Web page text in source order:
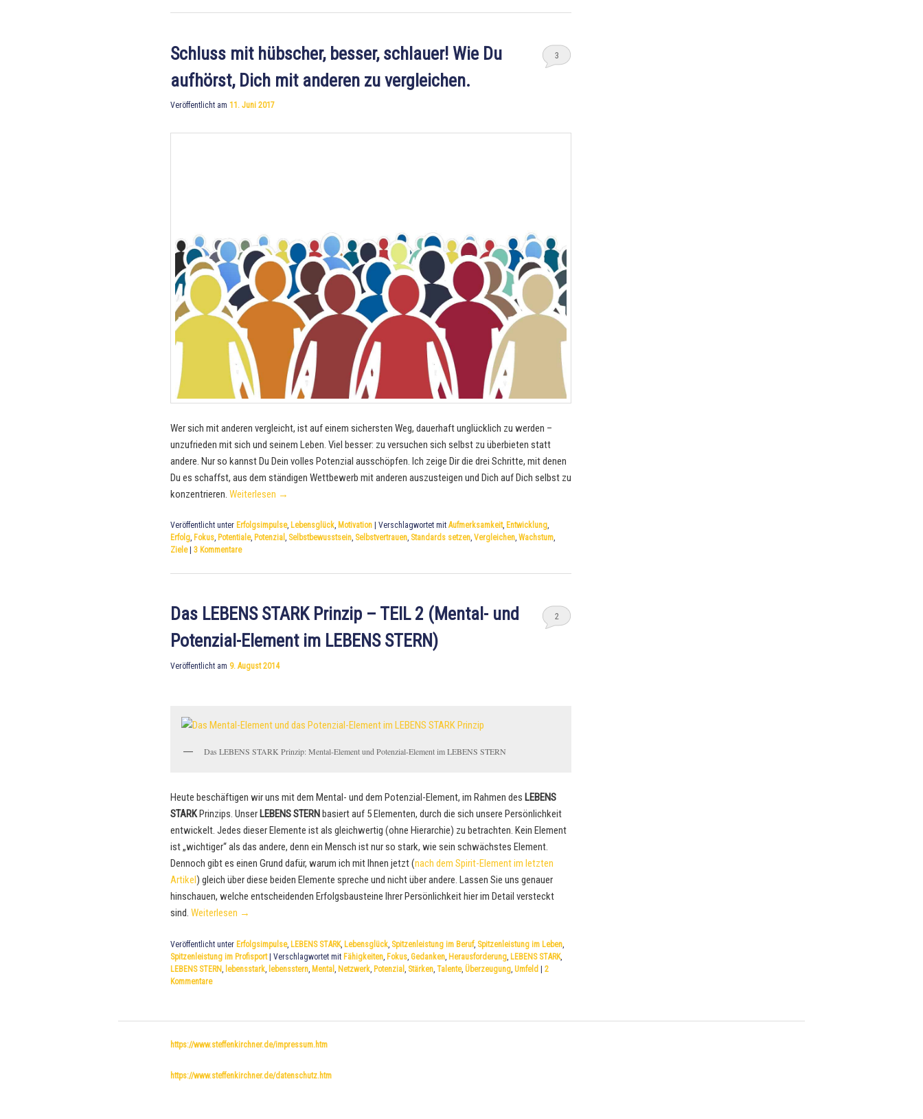
Schluss mit hübscher, besser, schlauer! Wie Du
aufhörst, Dich mit anderen zu vergleichen.
Veröffentlicht am 11. Juni 2017
3
Wer sich mit anderen vergleicht, ist auf einem sichersten Weg, dauerhaft unglücklich zu werden –
unzufrieden mit sich und seinem Leben. Viel besser: zu versuchen sich selbst zu überbieten statt
andere. Nur so kannst Du Dein volles Potenzial ausschöpfen. Ich zeige Dir die drei Schritte, mit denen
Du es schaffst, aus dem ständigen Wettbewerb mit anderen auszusteigen und Dich auf Dich selbst zu
konzentrieren. Weiterlesen →
Veröffentlicht unter Erfolgsimpulse, Lebensglück, Motivation Verschlagwortet mit Aufmerksamkeit, Entwicklung,
Erfolg, Fokus, Potentiale, Potenzial , Selbstbewusstsein, Selbstvertrauen, Standards setzen, Vergleichen, Wachstum,
Ziele
3 Kommentare
Das LEBENS STARK Prinzip – TEIL 2 (Mental- und
Potenzial-Element im LEBENS STERN)
Veröffentlicht am 9. August 2014
2
Das LEBENS STARK Prinzip: Mental-Element und Potenzial-Element im LEBENS STERN
Heute beschäftigen wir uns mit dem Mental- und dem Potenzial-Element, im Rahmen des LEBENS
STARKPrinzips. Unser LEBENS STERNbasiert auf 5 Elementen, durch die sich unsere Persönlichkeit
entwickelt. Jedes dieser Elemente ist als gleichwertig (ohne Hierarchie) zu betrachten. Kein Element
ist „wichtiger“ als das andere, denn ein Mensch ist nur so stark, wie sein schwächstes Element.
Dennoch gibt es einen Grund dafür, warum ich mit Ihnen jetzt (nach dem Spirit-Element im letzten
Artikel) gleich über diese beiden Elemente spreche und nicht über andere. Lassen Sie uns genauer
hinschauen, welche entscheidenden Erfolgsbausteine Ihrer Persönlichkeit hier im Detail versteckt
sind. Weiterlesen →
Veröffentlicht unter Erfolgsimpulse, LEBENS STARK, Lebensglück Spitzenleistung im Beruf, Spitzenleistung im Leben
Spitzenleistung im Profisport | Verschlagwortet mit Fähigkeiten Fokus Gedanken Herausforderung LEBENS STARK,
LEBENS STERN
lebensstark lebensstern Mental Netzwerk Potenzial Stärken Talente, Überzeugung Umfeld | 2
Kommentare
https://www.steffenkirchner.de/impressum.htm
https://www.steffenkirchner.de/datenschutz.htm